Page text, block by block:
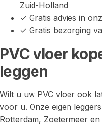
Zuid-Holland
✓ Gratis advies in
✓ Gratis bezorging
PVC vloer
leggen
Wilt u uw PVC vloer ook
voor u. Onze eigen
Rotterdam, Zoetermeer